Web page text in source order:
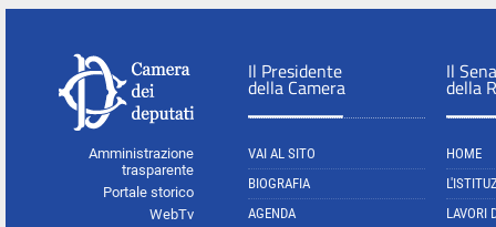
Amministrazione
trasparente
Portale storico
WebTv
Il Presidente
della Camera
VAI AL SITO
BIOGRAFIA
AGENDA
Il
della
HOME
LAVORI